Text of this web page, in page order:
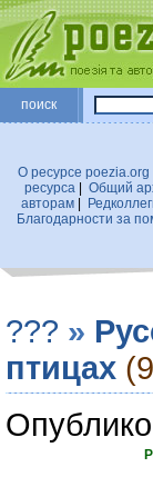
поиск
О ресурсе poezia.org
ресурса
Общий
авторам|
Благодарности за
??? »
птицах